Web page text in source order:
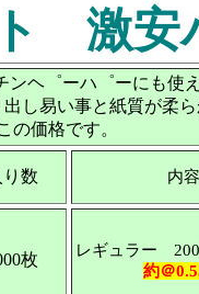
激安
ヘ゜ーハ゜ーにも使
し易い事と紙質が柔
の価格です。
り数 内容
枚
レギュラー
約＠